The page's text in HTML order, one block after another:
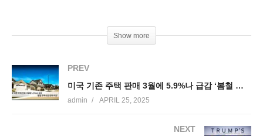
Show more
PREV
미국 기존 주택 판매 3월에 5.9%나 급감 ‘봄철 주택시장 한파 여전’
admin APRIL 25, 2025
NEXT